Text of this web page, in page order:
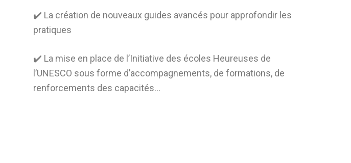
✔️ La création de nouveaux guides avancés pour approfondir les
pratiques
✔️ La mise en place de l’Initiative des écoles Heureuses de
l’UNESCO sous forme d’accompagnements, de formations, de
renforcements des capacités…